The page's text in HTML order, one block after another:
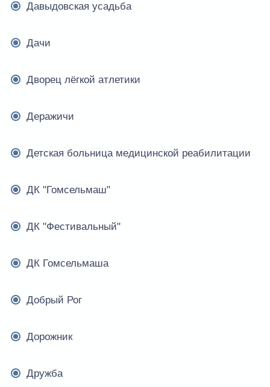
Давыдовская усадьба
Дачи
Дворец лёгкой атлетики
Деражичи
Детская больница медицинской реабилитации
ДК "Гомсельмаш"
ДК "Фестивальный"
ДК Гомсельмаша
Добрый Рог
Дорожник
Дружба